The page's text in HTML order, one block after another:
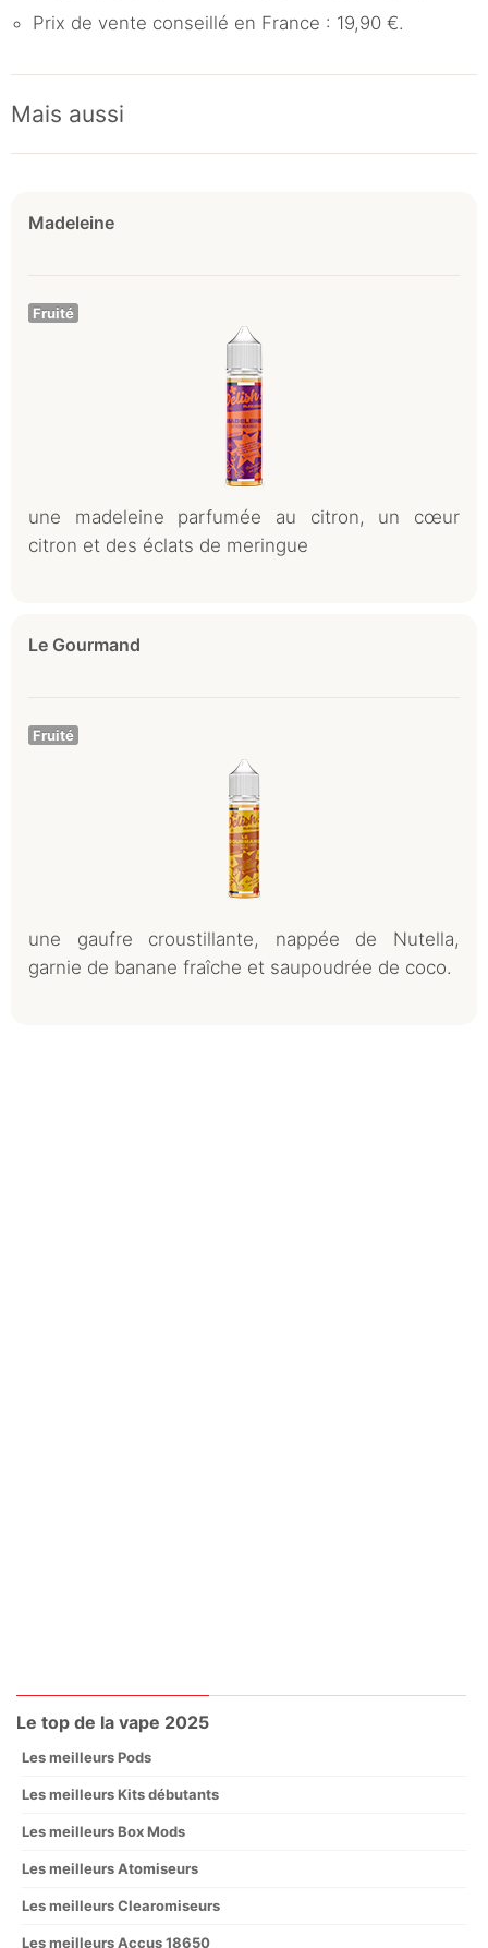
Prix de vente conseillé en France : 19,90 €.
Mais aussi
Madeleine
Fruité
une madeleine parfumée au citron, un cœur
citron et des éclats de meringue
Le Gourmand
Fruité
une gaufre croustillante, nappée de Nutella,
garnie de banane fraîche et saupoudrée de coco.
Le top de la vape 2025
Les meilleurs Pods
Les meilleurs Kits débutants
Les meilleurs Box Mods
Les meilleurs Atomiseurs
Les meilleurs Clearomiseurs
Les meilleurs Accus 18650